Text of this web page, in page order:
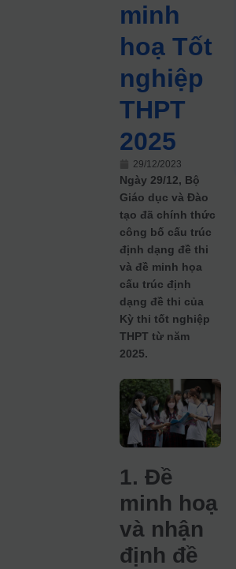
minh
hoạ Tốt
nghiệp
THPT
2025
29/12/2023
Ngày 29/12, Bộ
Giáo dục và Đào
tạo đã chính thức
công bố cấu trúc
định dạng đề thi
và đề minh họa
cấu trúc định
dạng đề thi của
Kỳ thi tốt nghiệp
THPT từ năm
2025.
1. Đề
minh hoạ
và nhận
định đề